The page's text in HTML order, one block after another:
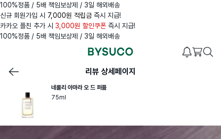
100%정품 / 5배 책임보상제 / 3일 해외배송
신규 회원가입 시 7,000원 적립금 즉시 지급!
카카오 플친 추가 시 3,000원 할인쿠폰 즉시 지급!
100%정품 / 5배 책임보상제 / 3일 해외배송
리뷰 상세페이지
네롤리 아마라 오 드 퍼퓸
75ml